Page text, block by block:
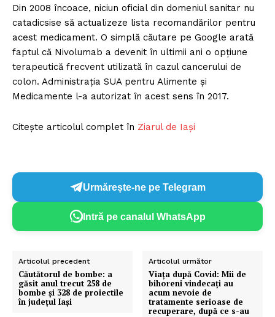
Din 2008 încoace, niciun oficial din domeniul sanitar nu
catadicsise să actualizeze lista recomandărilor pentru
acest medicament. O simplă căutare pe Google arată
faptul că Nivolumab a devenit în ultimii ani o opţiune
terapeutică frecvent utilizată în cazul cancerului de
colon. Administraţia SUA pentru Alimente şi
Medicamente l-a autorizat în acest sens în 2017.
Citește articolul complet în Ziarul de Iași
Urmărește-ne pe Telegram
Intră pe canalul WhatsApp
Articolul precedent
Căutătorul de bombe: a
găsit anul trecut 258 de
bombe și 328 de proiectile
în județul Iași
Articolul următor
Viața după Covid: Mii de
bihoreni vindecați au
acum nevoie de
tratamente serioase de
recuperare, după ce s-au